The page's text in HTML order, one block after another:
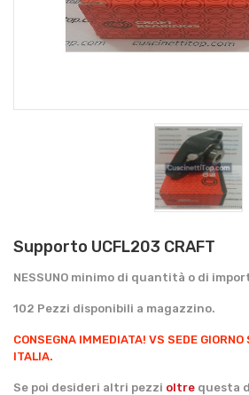
Supporto UCFL203 CRAFT
NESSUNO minimo di quantità o di
102 Pezzi disponibili a magazzino.
CONSEGNA IMMEDIATA! VS SEDE
ITALIA.
Se poi desideri altri pezzi oltre questa